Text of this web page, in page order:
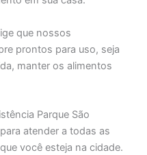
que nossos
prontos para uso, seja
manter os alimentos
Parque São
atender a todas as
você esteja na cidade.